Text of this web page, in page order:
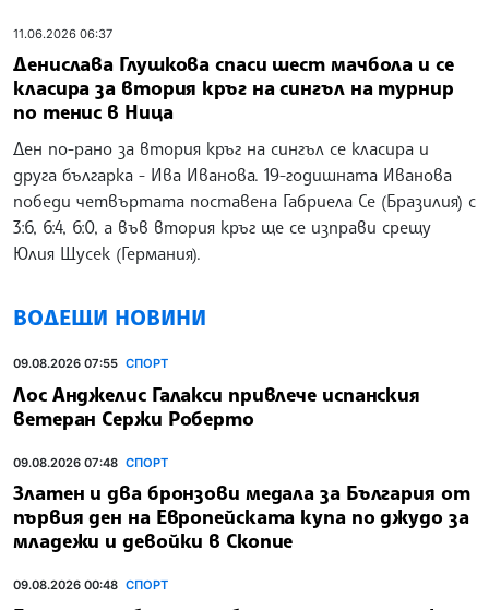
11.06.2026 06:37
Денислава Глушкова спаси шест мачбола и се
класира за втория кръг на сингъл на турнир
по тенис в Ница
Ден по-рано за втория кръг на сингъл се класира и
друга българка - Ива Иванова. 19-годишната Иванова
победи четвъртата поставена Габриела Се (Бразилия) с
3:6, 6:4, 6:0, а във втория кръг ще се изправи срещу
Юлия Щусек (Германия).
ВОДЕЩИ НОВИНИ
09.08.2026 07:55 СПОРТ
Лос Анджелис Галакси привлече испанския
ветеран Сержи Роберто
09.08.2026 07:48 СПОРТ
Златен и два бронзови медала за България от
първия ден на Европейската купа по джудо за
младежи и девойки в Скопие
09.08.2026 00:48 СПОРТ